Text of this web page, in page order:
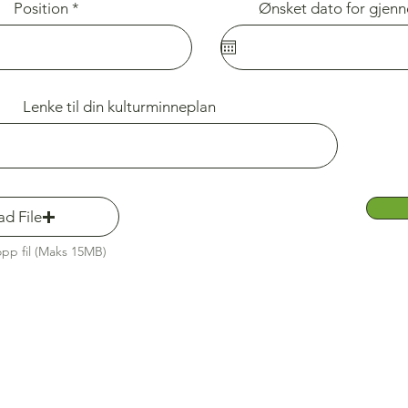
Position Ønsket dato for
Lenke til din kulturminneplan
File
fil (Maks 15MB)